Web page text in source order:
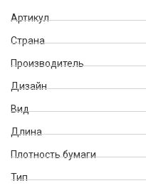
Артикул
Страна
Производитель
Дизайн
Вид
Длина
Плотность бумаги
Тип